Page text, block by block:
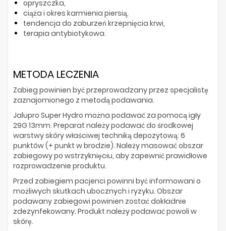
opryszczka,
ciąża i okres karmienia piersią,
tendencja do zaburzeń krzepnięcia krwi,
terapia antybiotykowa.
METODA LECZENIA
Zabieg powinien być przeprowadzany przez specjalistę
zaznajomionego z metodą podawania.
Jalupro Super Hydro można podawać za pomocą igły
29G 13mm. Preparat należy podawać do środkowej
warstwy skóry właściwej techniką depozytową: 6
punktów (+ punkt w brodzie). Należy masować obszar
zabiegowy po wstrzyknięciu, aby zapewnić prawidłowe
rozprowadzenie produktu.
Przed zabiegiem pacjenci powinni być informowani o
możliwych skutkach ubocznych i ryzyku. Obszar
podawany zabiegowi powinien zostać dokładnie
zdezynfekowany. Produkt należy podawać powoli w
skórę.